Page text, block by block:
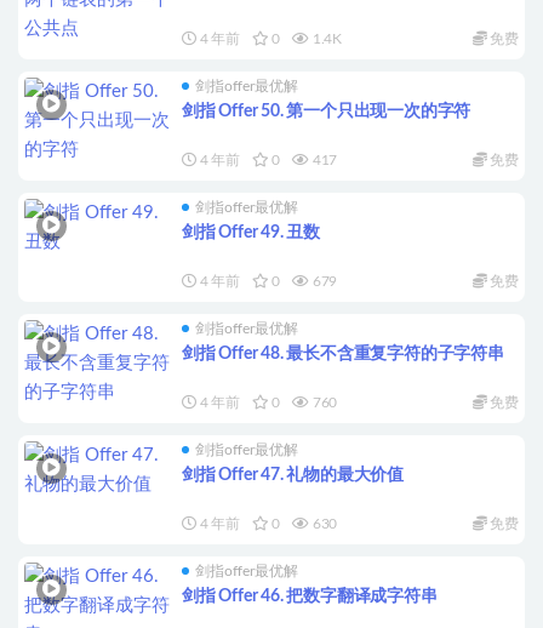
4 年前 0 1.4K 免费
剑指offer最优解
剑指 Offer 50. 第一个只出现一次的字符
4 年前 0 417 免费
剑指offer最优解
剑指 Offer 49. 丑数
4 年前 0 679 免费
剑指offer最优解
剑指 Offer 48. 最长不含重复字符的子字符串
4 年前 0 760 免费
剑指offer最优解
剑指 Offer 47. 礼物的最大价值
4 年前 0 630 免费
剑指offer最优解
剑指 Offer 46. 把数字翻译成字符串